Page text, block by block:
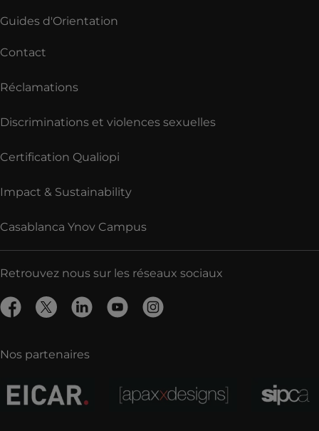
Guides d'Orientation
Contact
Réclamations
Discriminations et violences sexuelles
Certification Qualiopi
Impact & Sustainability
Casablanca Ynov Campus
Retrouvez nous sur les réseaux sociaux
Nos partenaires